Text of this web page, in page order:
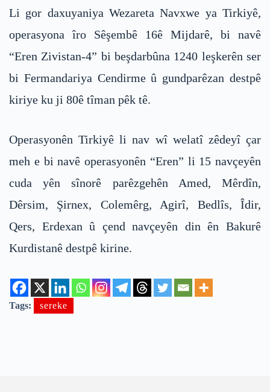
Li gor daxuyaniya Wezareta Navxwe ya Tirkiyê,
operasyona îro Sêşembê 16ê Mijdarê, bi navê
“Eren Zivistan-4” bi beşdarbûna 1240 leşkerên ser
bi Fermandariya Cendirme û gundparêzan destpê
kiriye ku ji 80ê tîman pêk tê.
Operasyonên Tirkiyê li nav wî welatî zêdeyî çar
meh e bi navê operasyonên “Eren” li 15 navçeyên
cuda yên sînorê parêzgehên Amed, Mêrdîn,
Dêrsim, Şirnex, Colemêrg, Agirî, Bedlîs, Îdir,
Qers, Erdexan û çend navçeyên din ên Bakurê
Kurdistanê destpê kirine.
Tags: sereke